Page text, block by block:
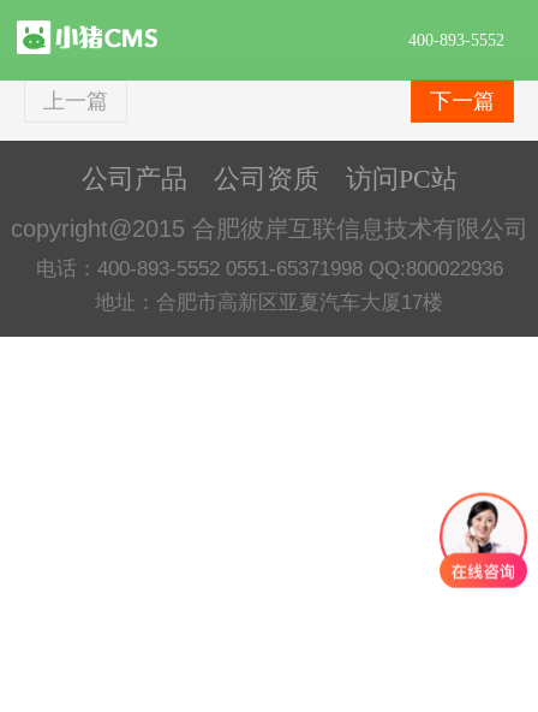
400-893-5552
下一篇
上一篇
公司产品 公司资质 访问PC站
copyright@2015 合肥彼岸互联信息技术有限公司
电话：400-893-5552 0551-65371998 QQ:800022936
地址：合肥市高新区亚夏汽车大厦17楼